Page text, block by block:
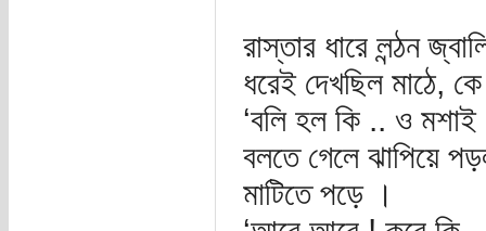
রাস্তার ধারে লন্ঠন
ধরেই দেখছিল মাঠে,
‘বলি হল কি .. ও
বলতে গেলে ঝাপিয়ে
মাটিতে পড়ে ।